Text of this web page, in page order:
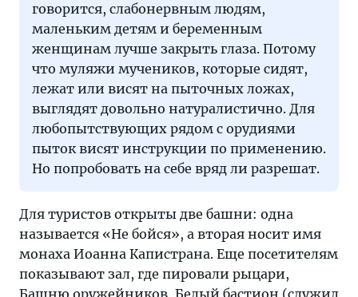
говорится, слабонервным людям,
маленьким детям и беременным
женщинам лучше закрыть глаза. Потому
что муляжи мучеников, которые сидят,
лежат или висят на пыточных ложах,
выглядят довольно натуралистично. Для
любопытствующих рядом с орудиями
пыток висят инструкции по применению.
Но попробовать на себе вряд ли разрешат.
Для туристов открыты две башни: одна
называется «Не бойся», а вторая носит имя
монаха Иоанна Капистрана. Еще посетителям
показывают зал, где пировали рыцари,